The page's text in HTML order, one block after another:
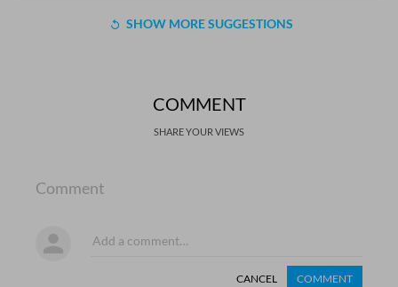
SHOW MORE SUGGESTIONS
COMMENT
SHARE YOUR VIEWS
Comment
CANCEL COMMENT